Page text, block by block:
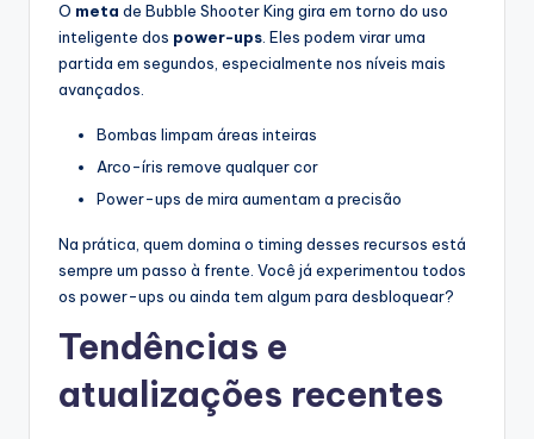
O meta de Bubble Shooter King gira em torno do uso
inteligente dos power-ups . Eles podem virar uma
partida em segundos, especialmente nos níveis mais
avançados.
Bombas limpam áreas inteiras
Arco-íris remove qualquer cor
Power-ups de mira aumentam a precisão
Na prática, quem domina o timing desses recursos está
sempre um passo à frente. Você já experimentou todos
os power-ups ou ainda tem algum para desbloquear?
Tendências e
atualizações recentes